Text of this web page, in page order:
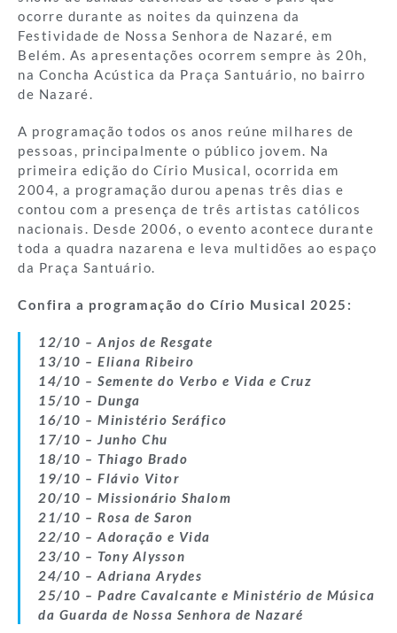
ocorre durante as noites da quinzena da
Festividade de Nossa Senhora de Nazaré, em
Belém. As apresentações ocorrem sempre às 20h,
na Concha Acústica da Praça Santuário, no bairro
de Nazaré.
A programação todos os anos reúne milhares de
pessoas, principalmente o público jovem. Na
primeira edição do Círio Musical, ocorrida em
2004, a programação durou apenas três dias e
contou com a presença de três artistas católicos
nacionais. Desde 2006, o evento acontece durante
toda a quadra nazarena e leva multidões ao espaço
da Praça Santuário.
Confira a programação do Círio Musical 2025:
12/10 – Anjos de Resgate
13/10 – Eliana Ribeiro
14/10 – Semente do Verbo e Vida e Cruz
15/10 – Dunga
16/10 – Ministério Seráfico
17/10 – Junho Chu
18/10 – Thiago Brado
19/10 – Flávio Vitor
20/10 – Missionário Shalom
21/10 – Rosa de Saron
22/10 – Adoração e Vida
23/10 – Tony Alysson
24/10 – Adriana Arydes
25/10 – Padre Cavalcante e Ministério de Música
da Guarda de Nossa Senhora de Nazaré